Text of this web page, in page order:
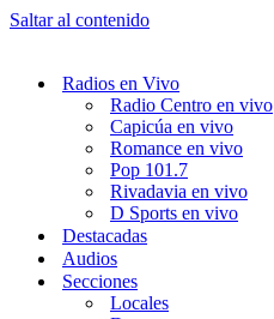
Saltar al contenido
Radios en Vivo
Radio Centro en vivo
Capicúa en vivo
Romance en vivo
Pop 101.7
Rivadavia en vivo
D Sports en vivo
Destacadas
Audios
Secciones
Locales